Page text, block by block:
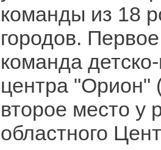
команды из 18
городов.
команда
центра "Орион"
второе место у
областного